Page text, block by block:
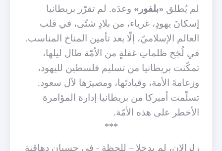
لم يُطلق «بلفور» وعدَه. لم تقرّر بريطانيا
إسكانَ يهودٍ، غرباء، من بلادٍ شتّى، في قلب
العالم الإسلاميّ، إلّا بعد تأمين المناخ المناسب.
في لُجَج ظلماتِ غفلةٍ من الأمّة طال ليلها،
تمكّنت بريطانيا من تسليم فلسطين لليهود،
وزعامةَ الأمة، وقيادتَها، ومصيرَها لآل سعود.
تسلّمت أميركا من بريطانيا إدارة المؤامرة
الأخطر على هذه الأمّة.
***
زلزالان، لم يدخلا – للحظة - في حسبان دهاقنة